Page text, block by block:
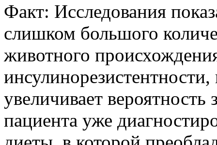
Факт: Исследования
слишком большого
животного
увеличивает
пациента уже